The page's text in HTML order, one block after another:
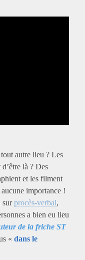
autre lieu ? Les
là ? Des
et les filment
importance !
surprocès-verbal,
a bien eu lieu
de la friche ST
«dans le